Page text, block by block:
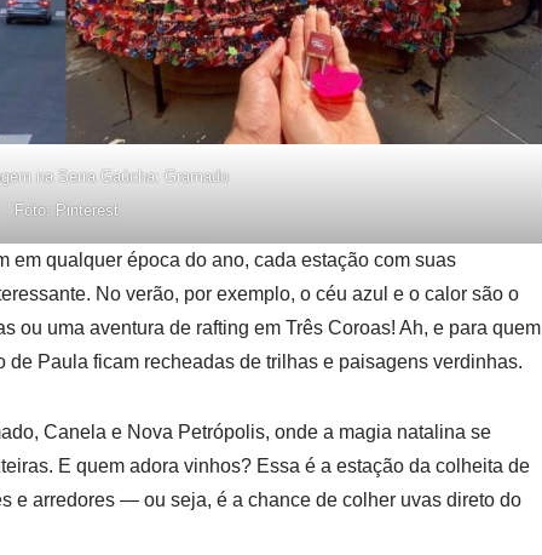
na Serra Gaúcha: Gramado
Foto: Pinterest
em qualquer época do ano, cada estação com suas
No verão, por exemplo, o céu azul e o calor são o
ou uma aventura de rafting em Três Coroas! Ah, e para quem
Paula ficam recheadas de trilhas e paisagens verdinhas.
Canela e Nova Petrópolis, onde a magia natalina se
E quem adora vinhos? Essa é a estação da colheita de
e arredores — ou seja, é a chance de colher uvas direto do